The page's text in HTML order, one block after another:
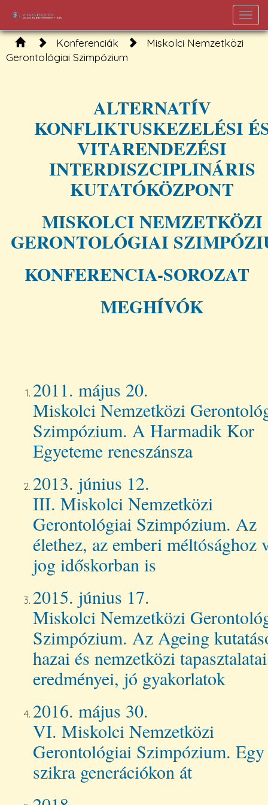
Konferenciák
Miskolci Nemzetközi
Gerontológiai Szimpózium
ALTERNATÍV
KONFLIKTUSKEZELÉSI
VITARENDEZÉSI
INTERDISZCIPLINÁRIS
KUTATÓKÖZPONT
MISKOLCI NEMZETKÖZI
GERONTOLÓGIAI
KONFERENCIA-
MEGHÍVÓK
2011. május 20.
Miskolci Nemzetközi
Szimpózium. A Harmadik Kor
Egyeteme reneszánsza
2013. június
III. Miskolci Nemzetközi
Gerontológiai Szimpózium. Az
élethez, az emberi méltósághoz
jog időskorban is
2015. június 17.
Miskolci Nemzetközi
Szimpózium. Az Ageing
hazai és nemzetközi
eredményei, jó gyakorlatok
2016. május 30.
VI. Miskolci Nemzetközi
Gerontológiai Szimpózium. Egy
szikra generációkon át